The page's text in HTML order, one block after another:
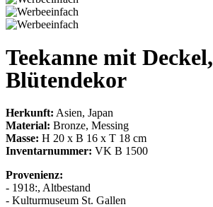
Teekanne mit Deckel,
Blütendekor
Herkunft: Asien, Japan
Material: Bronze, Messing
Masse: H 20 x B 16 x T 18 cm
Inventarnummer: VK B 1500
Provenienz:
- 1918:, Altbestand
- Kulturmuseum St. Gallen